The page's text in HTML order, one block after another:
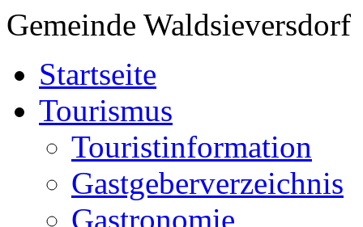
Gemeinde Waldsieversdorf
Startseite
Tourismus
Touristinformation
Gastgeberverzeichnis
Gastronomie